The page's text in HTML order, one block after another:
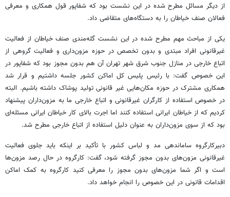
از دیگر مسائل مطرح شده در این نشست بود که شفاپور قول همکاری و معرفی
فعالان صنف خیاطان را به دستگاه‌های متقاضی داد.
یکی از مباحث مهم مطرح شده در این نشست گله‌مندی صنف خیاطان از فعالیت
غیرقانونی افراد مبتدی و بدون تخصص در حوزه مزون‌داریو فعالیت گروهی از
اتباع خارجی در منازل جنوب شرق شهر تهران آن هم بدون مجوز بود که شفاپور در
این خصوص گفت: با رئیس پلیس کل اماکن کشور جلسه داشتیم و قرار شد
همکاری مشترک در حوزه مکان‌هایی غیر قانونی تولید پوشاک داشته باشیم. البته
در خصوص استفاده از کارگران غیرقانونی و اتباع خارجی ما به مزون‌داران پیشنهاد
کردیم که از خیاطان ایرانی استفاده کنند اما اجرت بالای کار خیاطان ایرانی مسئله‌ای
بود که از سوی مزون‌داران به عنوان دلیل استفاده از اتباع خارجی مطرح شد.
دبیرکارگروه ساماندهی مد و لباس کشور با تأکید بر اینکه باید جلوی فعالیت
غیرقانونی مزون‌های بدون مجوز گرفته شود، گفت: کارگروه در حال رصد مزون‌ها
است و اگر شما مزون‌های بدون مجوز را معرفی کنید کارگروه به کمک اماکن
اقدامات قانونی در این خصوص را انجام خواهد داد.